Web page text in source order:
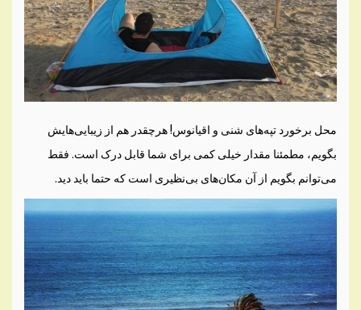
محل برخورد تپه‌های شنی و اقیانوس! هرچقدر هم از زیبایی‌هایش
بگویم، مطمئنا مقدار خیلی کمی برای شما قابل درک است. فقط
می‌توانم بگویم از آن مکان‌های بی‌نظیری است که حتما باید دید.